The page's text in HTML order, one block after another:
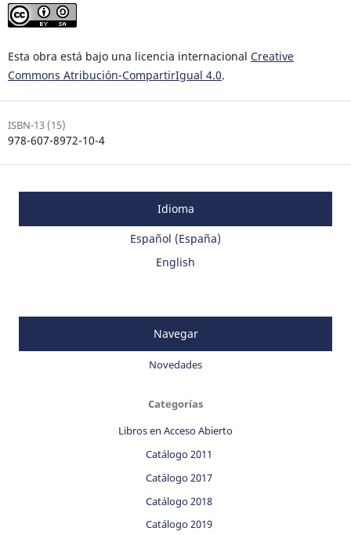
Esta obra está bajo una licencia internacional Creative
Commons Atribución-CompartirIgual 4.0.
ISBN-13 (15)
978-607-8972-10-4
Idioma
Español (España)
English
Navegar
Novedades
Categorías
Libros en Acceso Abierto
Catálogo 2011
Catálogo 2017
Catálogo 2018
Catálogo 2019